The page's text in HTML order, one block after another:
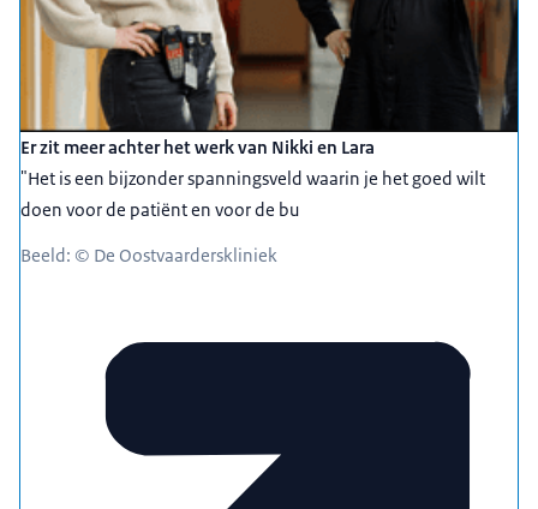
Er zit meer achter het werk van Nikki en Lara
"Het is een bijzonder spanningsveld waarin je het goed wilt
doen voor de patiënt en voor de bu
Beeld: © De Oostvaarderskliniek